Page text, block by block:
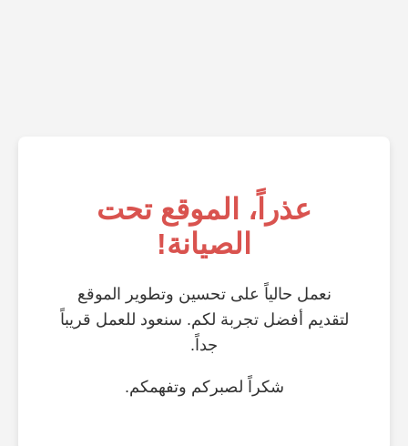
عذراً، الموقع تحت
الصيانة!
نعمل حالياً على تحسين وتطوير الموقع
لتقديم أفضل تجربة لكم. سنعود للعمل قريباً
جداً.
شكراً لصبركم وتفهمكم.